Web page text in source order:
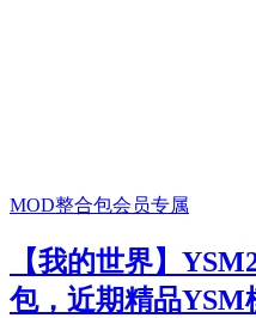
MOD整合包会员专属
【我的世界】
包，近期精品YSM